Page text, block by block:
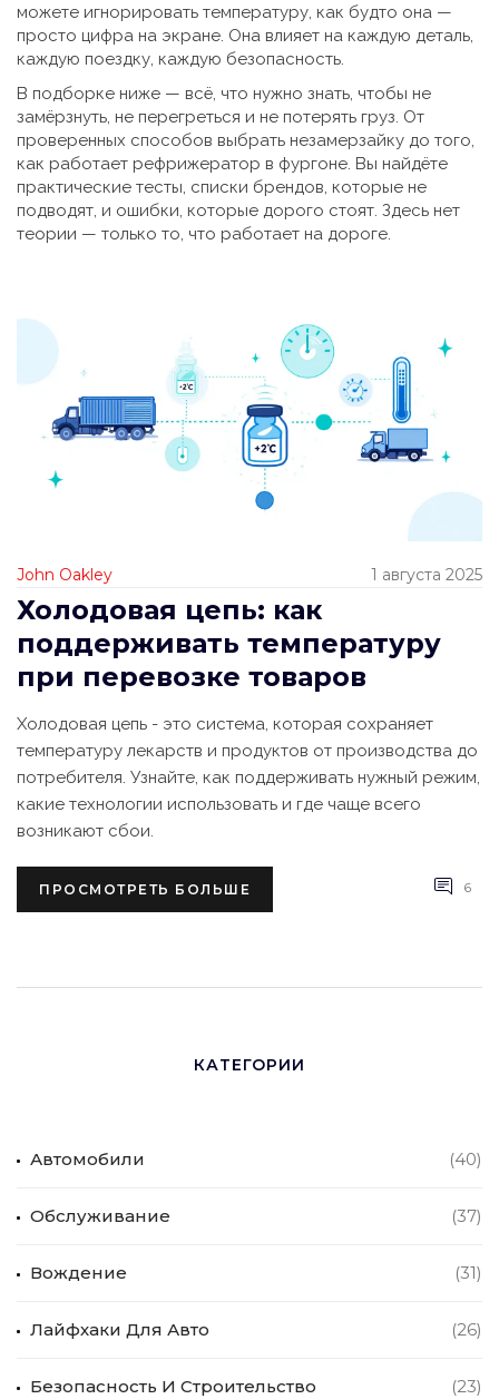
можете игнорировать температуру, как будто она —
просто цифра на экране. Она влияет на каждую деталь,
каждую поездку, каждую безопасность.
В подборке ниже — всё, что нужно знать, чтобы не
замёрзнуть, не перегреться и не потерять груз. От
проверенных способов выбрать незамерзайку до того,
как работает рефрижератор в фургоне. Вы найдёте
практические тесты, списки брендов, которые не
подводят, и ошибки, которые дорого стоят. Здесь нет
теории — только то, что работает на дороге.
John Oakley 1 августа 2025
Холодовая цепь: как
поддерживать температуру
при перевозке товаров
Холодовая цепь - это система, которая сохраняет
температуру лекарств и продуктов от производства до
потребителя. Узнайте, как поддерживать нужный режим,
какие технологии использовать и где чаще всего
возникают сбои.
ПРОСМОТРЕТЬ БОЛЬШЕ 6
КАТЕГОРИИ
Автомобили (40)
Обслуживание (37)
Вождение (31)
Лайфхаки Для Авто (26)
Безопасность И Строительство (23)